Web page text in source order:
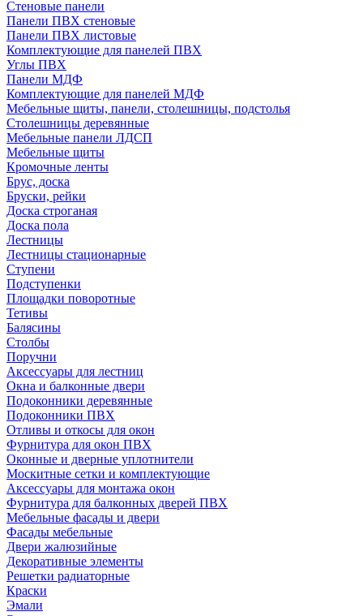
Стеновые панели
Панели ПВХ стеновые
Панели ПВХ листовые
Комплектующие для панелей ПВХ
Углы ПВХ
Панели МДФ
Комплектующие для панелей МДФ
Мебельные щиты, панели, столешницы, подстолья
Столешницы деревянные
Мебельные панели ЛДСП
Мебельные щиты
Кромочные ленты
Брус, доска
Бруски, рейки
Доска строганая
Доска пола
Лестницы
Лестницы стационарные
Ступени
Подступенки
Площадки поворотные
Тетивы
Балясины
Столбы
Поручни
Аксессуары для лестниц
Окна и балконные двери
Подоконники деревянные
Подоконники ПВХ
Отливы и откосы для окон
Фурнитура для окон ПВХ
Оконные и дверные уплотнители
Москитные сетки и комплектующие
Аксессуары для монтажа окон
Фурнитура для балконных дверей ПВХ
Мебельные фасады и двери
Фасады мебельные
Двери жалюзийные
Декоративные элементы
Решетки радиаторные
Краски
Эмали